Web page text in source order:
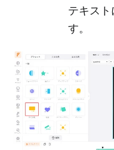
テキスト
す。